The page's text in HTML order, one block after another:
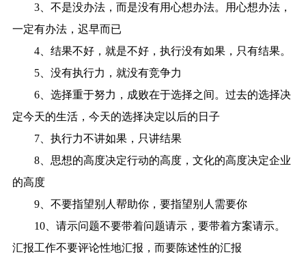
3、不是没办法，而是没有用心想办法。用心想办法，
一定有办法，迟早而已
4、结果不好，就是不好，执行没有如果，只有结果。
5、没有执行力，就没有竞争力
6、选择重于努力，成败在于选择之间。过去的选择决
定今天的生活，今天的选择决定以后的日子
7、执行力不讲如果，只讲结果
8、思想的高度决定行动的高度，文化的高度决定企业
的高度
9、不要指望别人帮助你，要指望别人需要你
10、请示问题不要带着问题请示，要带着方案请示。
汇报工作不要评论性地汇报，而要陈述性的汇报